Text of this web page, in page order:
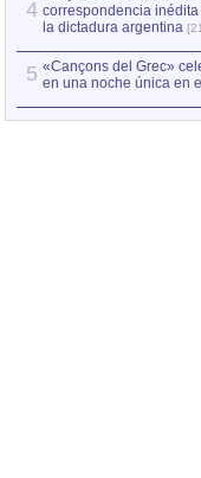
4 correspondencia
la dictadura argentina
5 «Cançons del Grec»
en una noche única en